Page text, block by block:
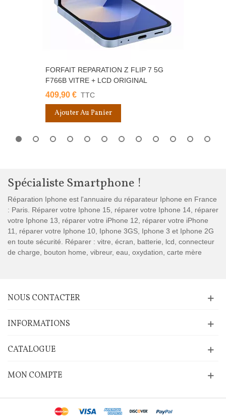
FORFAIT REPARATION Z FLIP 7 5G
F766B VITRE + LCD ORIGINAL
409,90 € TTC
Ajouter Au Panier
Spécialiste Smartphone !
Réparation Iphone est l'annuaire du réparateur Iphone en France
: Paris. Réparer votre Iphone 15, réparer votre Iphone 14, réparer
votre Iphone 13, réparer votre iPhone 12, réparer votre iPhone
11, réparer votre Iphone 10, Iphone 3GS, Iphone 3 et Iphone 2G
en toute sécurité. Réparer : vitre, écran, batterie, lcd, connecteur
de charge, bouton home, vibreur, eau, oxydation, carte mère
NOUS CONTACTER
INFORMATIONS
CATALOGUE
MON COMPTE